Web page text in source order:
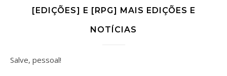
[EDIÇÕES] E [RPG] MAIS EDIÇÕES E
NOTÍCIAS
Salve, pessoal!